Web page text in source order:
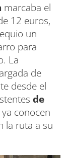
marcaba el
12 euros,
un
para
La
de
desde el
de
conocen
la ruta a su